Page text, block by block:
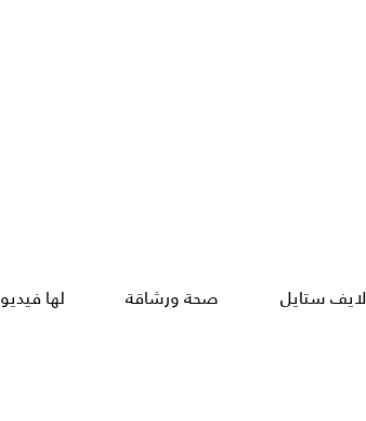
لايف ستايل صحة ورشاقة لها فيديو